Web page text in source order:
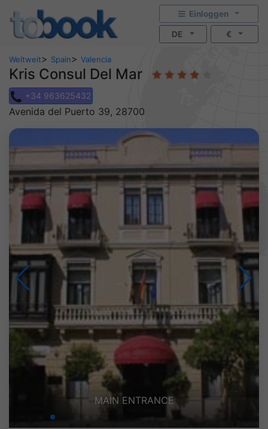
Einloggen
DE €
Weltweit> Spain> Valencia
Kris Consul Del Mar
+34 963625432
Avenida del Puerto 39, 28700